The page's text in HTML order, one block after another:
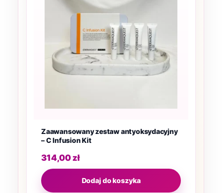
Zaawansowany zestaw antyoksydacyjny
– C Infusion Kit
314,00 zł
Dodaj do koszyka